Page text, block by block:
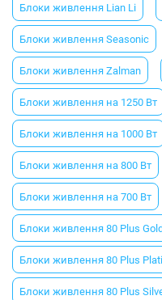
Блоки живлення Lian Li
Блоки живлення Seasonic
Блоки живлення Zalman
Блоки живлення на 1250 Вт
Блоки живлення на 1000 Вт
Блоки живлення на 800 Вт
Блоки живлення на 700 Вт
Блоки живлення 80 Plus Gold
Блоки живлення 80 Plus
Блоки живлення 80 Plus